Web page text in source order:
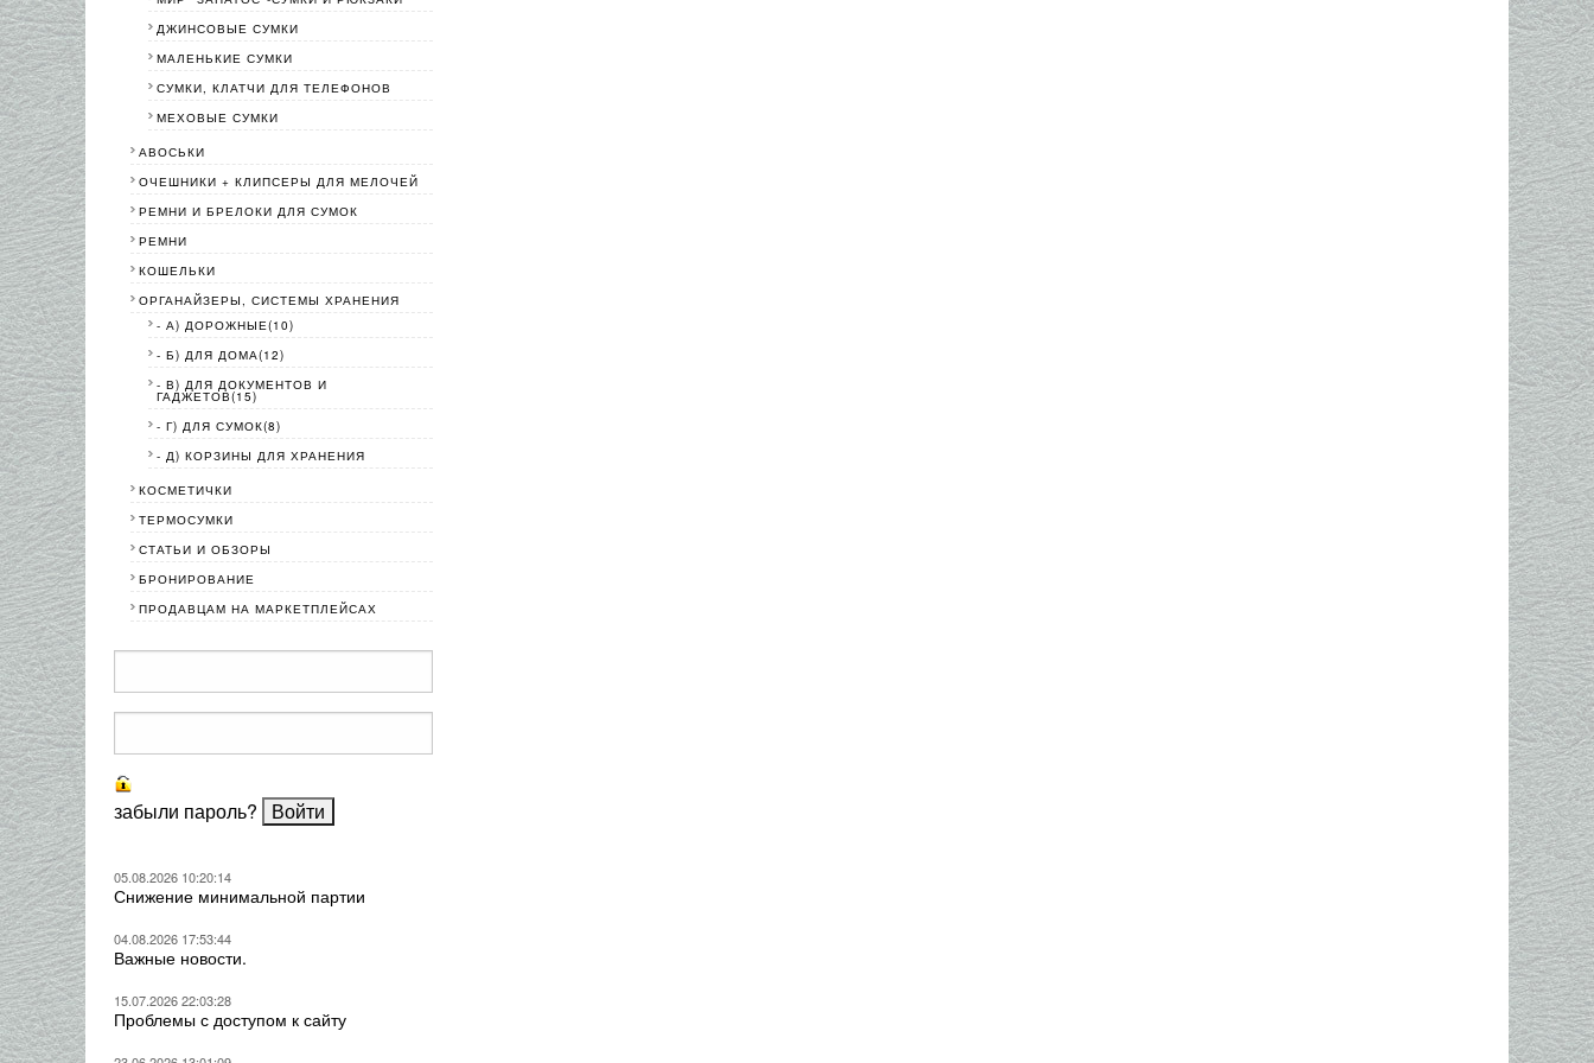
ДЖИНСОВЫЕ СУМКИ
МАЛЕНЬКИЕ СУМКИ
СУМКИ, КЛАТЧИ ДЛЯ ТЕЛЕФОНОВ
МЕХОВЫЕ СУМКИ
АВОСЬКИ
ОЧЕШНИКИ + КЛИПСЕРЫ ДЛЯ МЕЛОЧЕЙ
РЕМНИ И БРЕЛОКИ ДЛЯ СУМОК
РЕМНИ
КОШЕЛЬКИ
ОРГАНАЙЗЕРЫ, СИСТЕМЫ ХРАНЕНИЯ
- А) ДОРОЖНЫЕ(10)
- Б) ДЛЯ ДОМА(12)
- В) ДЛЯ ДОКУМЕНТОВ И
ГАДЖЕТОВ(15)
- Г) ДЛЯ СУМОК(8)
- Д) КОРЗИНЫ ДЛЯ ХРАНЕНИЯ
КОСМЕТИЧКИ
ТЕРМОСУМКИ
СТАТЬИ И ОБЗОРЫ
БРОНИРОВАНИЕ
ПРОДАВЦАМ НА МАРКЕТПЛЕЙСАХ
забыли пароль?
05.08.2026 10:20:14
Снижение минимальной партии
04.08.2026 17:53:44
Важные новости.
15.07.2026 22:03:28
Проблемы с доступом к сайту